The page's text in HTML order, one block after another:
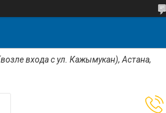
входа с ул. Кажымукан), Астана,